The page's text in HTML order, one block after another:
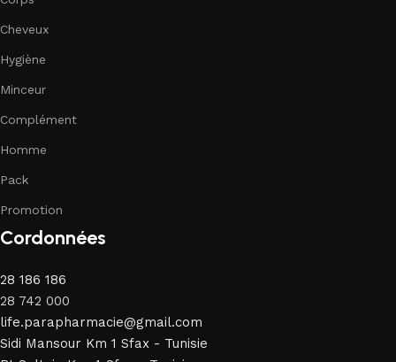
Cheveux
Hygiène
Minceur
Complément
Homme
Pack
Promotion
Cordonnées
28 186 186
28 742 000
life.parapharmacie@gmail.com
Sidi Mansour Km 1 Sfax - Tunisie